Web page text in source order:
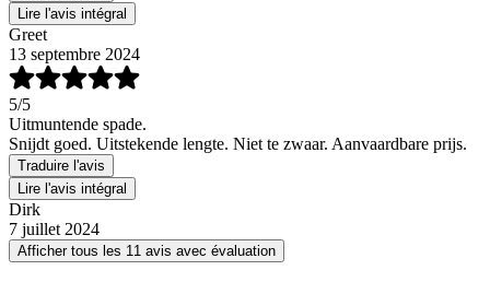
Lire l'avis intégral
Greet
13 septembre 2024
5/5
Uitmuntende spade.
Snijdt goed. Uitstekende lengte. Niet te zwaar. Aanvaardbare prijs.
Traduire l'avis
Lire l'avis intégral
Dirk
7 juillet 2024
Afficher tous les 11 avis avec évaluation